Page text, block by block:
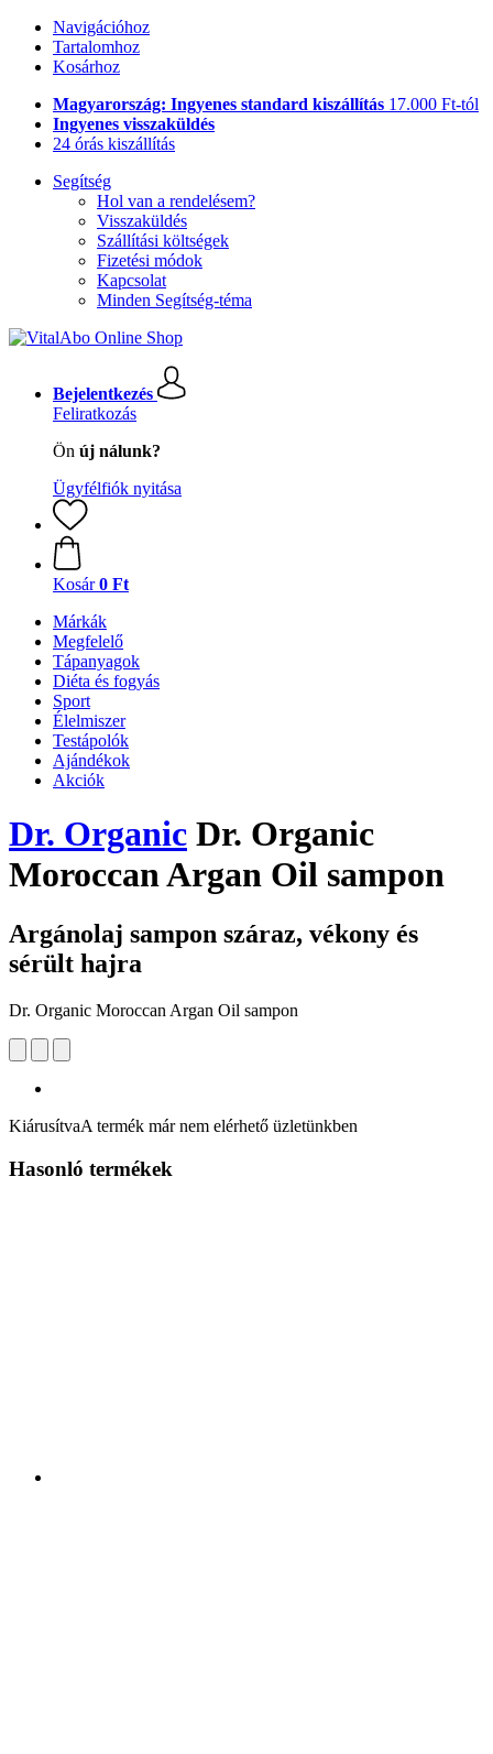
Navigációhoz
Tartalomhoz
Kosárhoz
Magyarország: Ingyenes standard kiszállítás 17.000 Ft-tól
Ingyenes visszaküldés
24 órás kiszállítás
Segítség
Hol van a rendelésem?
Visszaküldés
Szállítási költségek
Fizetési módok
Kapcsolat
Minden Segítség-téma
Bejelentkezés
Feliratkozás
Ön új nálunk?
Ügyfélfiók nyitása
Kosár 0 Ft
Márkák
Megfelelő
Tápanyagok
Diéta és fogyás
Sport
Élelmiszer
Testápolók
Ajándékok
Akciók
Dr. Organic Dr. Organic
Moroccan Argan Oil sampon
Argánolaj sampon száraz, vékony és
sérült hajra
Dr. Organic Moroccan Argan Oil sampon
KiárusítvaA termék már nem elérhető üzletünkben
Hasonló termékek